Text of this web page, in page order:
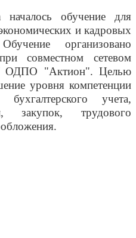
обучение для
и кадровых
организовано
сетевом
ОДПО "Актион". Целью
уровня компетенции
учета,
закупок, трудового